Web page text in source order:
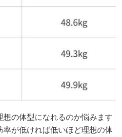
想の体型になれるのか悩みます
率が低ければ低いほど理想の体